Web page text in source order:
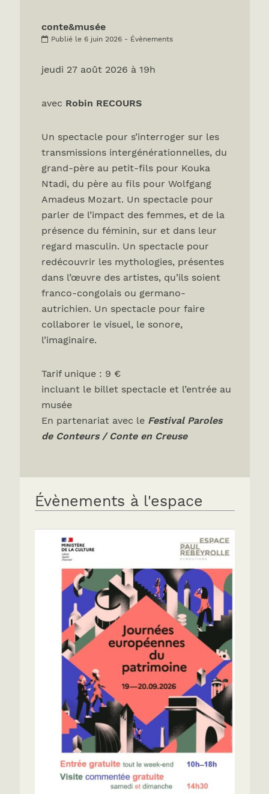
conte&musée
Publié le 6 juin 2026 - Évènements
jeudi 27 août 2026 à 19h
avec Robin RECOURS
Un spectacle pour s’interroger sur les
transmissions intergénérationnelles, du
grand-père au petit-fils pour Kouka
Ntadi, du père au fils pour Wolfgang
Amadeus Mozart. Un spectacle pour
parler de l’impact des femmes, et de la
présence du féminin, sur et dans leur
regard masculin. Un spectacle pour
redécouvrir les mythologies, présentes
dans l’œuvre des artistes, qu’ils soient
franco-congolais ou germano-
autrichien. Un spectacle pour faire
collaborer le visuel, le sonore,
l’imaginaire.
Tarif unique : 9 €
incluant le billet spectacle et l’entrée au
musée
En partenariat avec le Festival Paroles
de Conteurs / Conte en Creuse
Évènements à l'espace